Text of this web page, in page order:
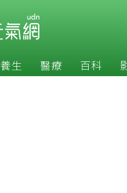
養生 醫療 百科